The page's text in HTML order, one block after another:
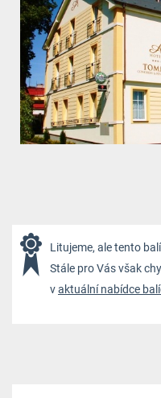
Litujeme, ale tento
Stále pro Vás však
vaktuální nabídce